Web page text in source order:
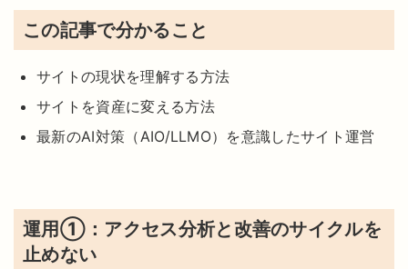
この記事で分かること
サイトの現状を理解する方法
サイトを資産に変える方法
最新のAI対策（AIO/LLMO）を意識したサイト運営
運用①：アクセス分析と改善のサイクルを
止めない